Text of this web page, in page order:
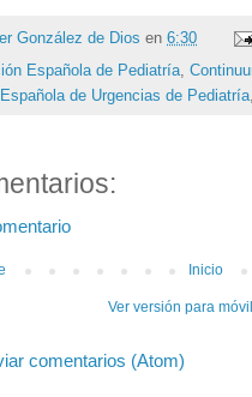
González de Dios en 6:30
Española de Pediatría,
de Urgencias de Pediatría
Inicio
Ver versión para
comentarios (Atom)